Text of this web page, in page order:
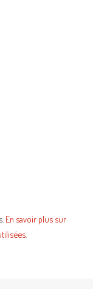
En savoir plus sur